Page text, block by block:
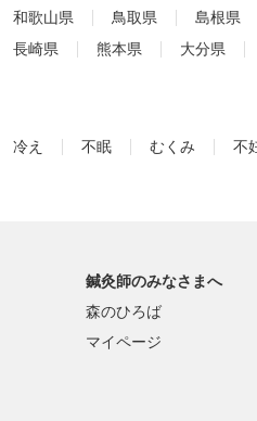
和歌山県 鳥取県 島根県
長崎県 熊本県 大分県
冷え 不眠 むくみ 不
鍼灸師のみなさまへ
森のひろば
マイページ